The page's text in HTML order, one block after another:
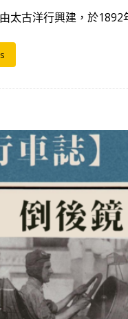
太古洋行興建，於1892